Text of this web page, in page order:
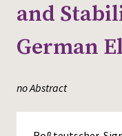
Publications
Media
Press
and
German
no Abstract